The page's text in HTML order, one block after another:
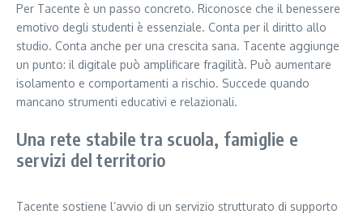
Per Tacente è un passo concreto. Riconosce che il benessere
emotivo degli studenti è essenziale. Conta per il diritto allo
studio. Conta anche per una crescita sana. Tacente aggiunge
un punto: il digitale può amplificare fragilità. Può aumentare
isolamento e comportamenti a rischio. Succede quando
mancano strumenti educativi e relazionali.
Una rete stabile tra scuola, famiglie e
servizi del territorio
Tacente sostiene l’avvio di un servizio strutturato di supporto